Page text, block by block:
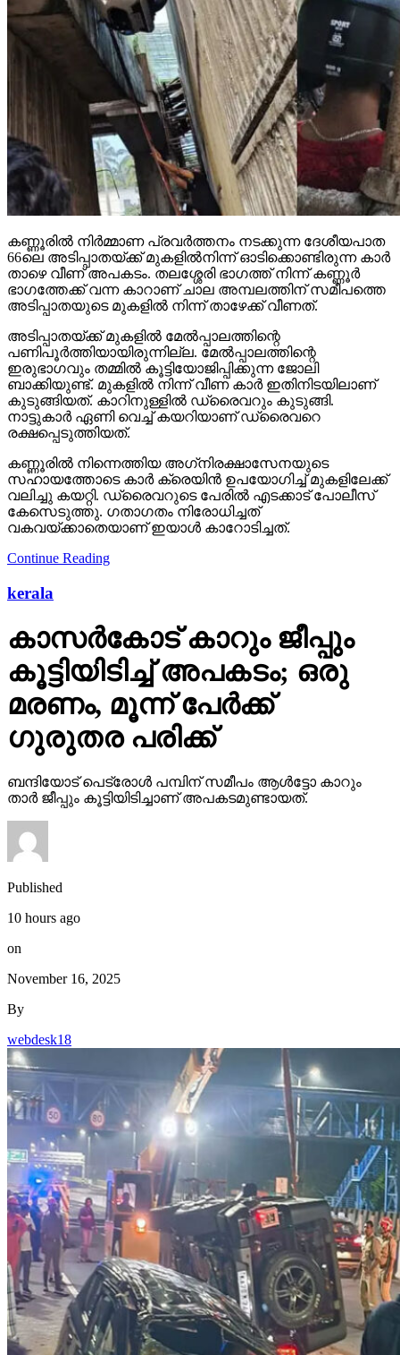
കണ്ണൂരില്‍ നിര്‍മ്മാണ പ്രവര്‍ത്തനം നടക്കുന്ന ദേശീയപാത
66ലെ അടിപ്പാതയ്ക്ക് മുകളില്‍നിന്ന് ഓടിക്കൊണ്ടിരുന്ന കാര്‍
താഴെ വീണ് അപകടം. തലശ്ശേരി ഭാഗത്ത് നിന്ന് കണ്ണൂര്‍
ഭാഗത്തേക്ക് വന്ന കാറാണ് ചാല അമ്പലത്തിന് സമീപത്തെ
അടിപ്പാതയുടെ മുകളില്‍ നിന്ന് താഴേക്ക് വീണത്.
അടിപ്പാതയ്ക്ക് മുകളില്‍ മേല്‍പ്പാലത്തിന്റെ
പണിപൂര്‍ത്തിയായിരുന്നില്ല. മേല്‍പ്പാലത്തിന്റെ
ഇരുഭാഗവും തമ്മില്‍ കൂട്ടിയോജിപ്പിക്കുന്ന ജോലി
ബാക്കിയുണ്ട്. മുകളില്‍ നിന്ന് വീണ കാര്‍ ഇതിനിടയിലാണ്
കുടുങ്ങിയത്. കാറിനുള്ളില്‍ ഡ്രൈവറും കുടുങ്ങി.
നാട്ടുകാര്‍ ഏണി വെച്ച് കയറിയാണ് ഡ്രൈവറെ
രക്ഷപ്പെടുത്തിയത്.
കണ്ണൂരില്‍ നിന്നെത്തിയ അഗ്‌നിരക്ഷാസേനയുടെ
സഹായത്തോടെ കാര്‍ ക്രെയിന്‍ ഉപയോഗിച്ച് മുകളിലേക്ക്
വലിച്ചു കയറ്റി. ഡ്രൈവറുടെ പേരില്‍ എടക്കാട് പോലീസ്
കേസെടുത്തു. ഗതാഗതം നിരോധിച്ചത്
വകവയ്ക്കാതെയാണ് ഇയാള്‍ കാറോടിച്ചത്.
Continue Reading
kerala
കാസര്‍കോട് കാറും ജീപ്പും
കൂട്ടിയിടിച്ച് അപകടം; ഒരു
മരണം, മൂന്ന് പേര്‍ക്ക്
ഗുരുതര പരിക്ക്
ബന്ദിയോട് പെട്രോള്‍ പമ്പിന് സമീപം ആള്‍ട്ടോ കാറും
താര്‍ ജീപ്പും കൂട്ടിയിടിച്ചാണ് അപകടമുണ്ടായത്.
Published
10 hours ago
on
November 16, 2025
By
webdesk18